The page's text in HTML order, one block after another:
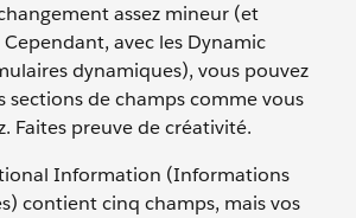
assez mineur (et
avec les Dynamic
dynamiques), vous pouvez
sections de champs comme vous
Faites preuve de créativité.
Information (Informations
contient cinq champs, mais vos